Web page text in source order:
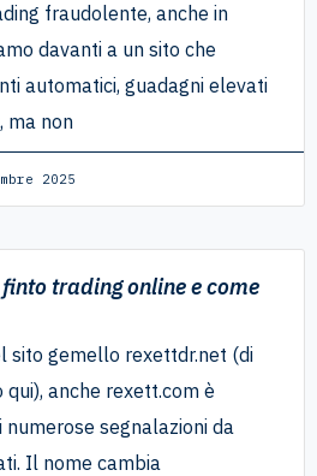
fraudolente, anche in
davanti a un sito che
automatici, guadagni elevati
ma non
2025
trading online e come
sito gemello rexettdr.net (di
anche rexett.com è
segnalazioni da
Il nome cambia